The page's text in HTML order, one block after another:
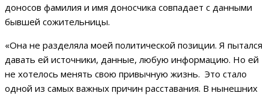
доносов фамилия и имя доносчика совпадает с данными
бывшей сожительницы.
«Она не разделяла моей политической позиции. Я пытался
давать ей источники, данные, любую информацию. Но ей
не хотелось менять свою привычную жизнь. Это стало
одной из самых важных причин расставания. В нынешних